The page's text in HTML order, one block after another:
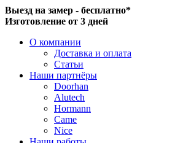
Выезд на замер - бесплатно*
Изготовление от 3 дней
О компании
Доставка и оплата
Статьи
Наши партнёры
Doorhan
Alutech
Hormann
Came
Nice